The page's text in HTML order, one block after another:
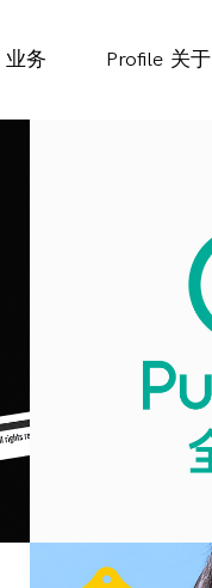
业务 Profile 关于